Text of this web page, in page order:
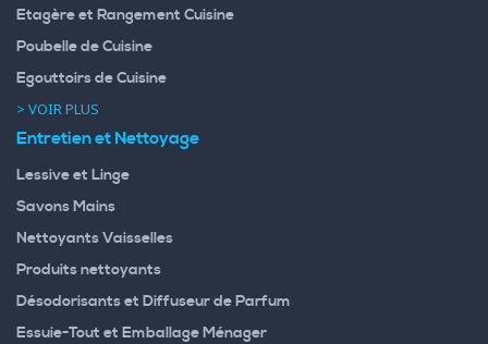
Etagère et Rangement Cuisine
Poubelle de Cuisine
Egouttoirs de Cuisine
> VOIR PLUS
Entretien et Nettoyage
Lessive et Linge
Savons Mains
Nettoyants Vaisselles
Produits nettoyants
Désodorisants et Diffuseur de Parfum
Essuie-Tout et Emballage Ménager